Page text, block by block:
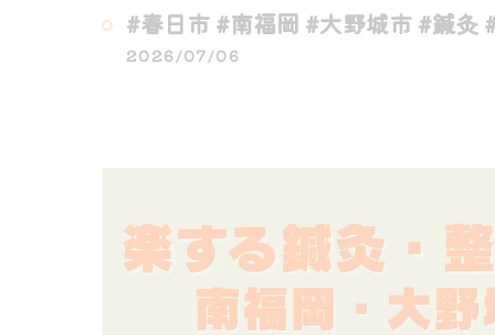
#春日市 #南福岡 #大野城市 #鍼灸
2026/07/06